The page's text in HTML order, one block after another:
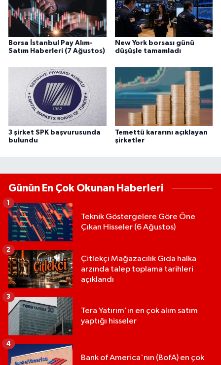
Borsa İstanbul Pay Alım-
Satım Haberleri (7 Ağustos)
New York borsası günü
düşüşle tamamladı
3 şirket SPK başvurusunda
bulundu
Temettü kararını açıklayan
şirketler
Günün En Çok Okunan Haberleri
Teknik Göstergelere Göre Öne
Çıkan Hisseler (6 Ağustos)
1
Çitlekçi Mağazacılık Gıda halka
arzında talep toplama tarihleri
açıklandı
2
Tera Yatırım'ın en çok alım satım
yaptığı hisseler
3
Bank of America'nın (BofA) en çok
4